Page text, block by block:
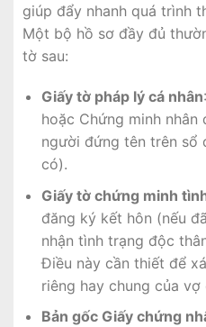
giúp đẩy nhanh quá trình
Một bộ hồ sơ đầy đủ
tờ sau:
Giấy tờ pháp lý cá nhân
hoặc Chứng minh nhân
người đứng tên trên sổ
có).
Giấy tờ chứng minh
đăng ký kết hôn (nếu
nhận tình trạng độc
Điều này cần thiết để
riêng hay chung của vợ
Bản gốc Giấy chứng